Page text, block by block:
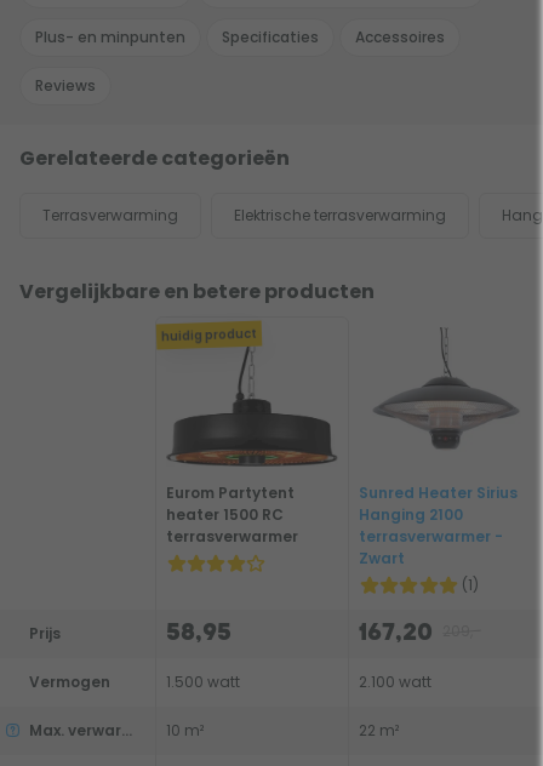
Plus- en minpunten Specificaties Accessoires
Reviews
Gerelateerde categorieën
Terrasverwarming Elektrische terrasverwarming
Vergelijkbare en betere producten
Prijs
Vermogen
Max. verwarmingsbereik
huidig product
Eurom Partytent
heater 1500 RC
terrasverwarmer
58,95
1.500 watt
10 m²
Sunred Heater Sirius
Hanging 2100
terrasverwarmer -
Zwart
(1)
167,20
2.100 watt
22 m²